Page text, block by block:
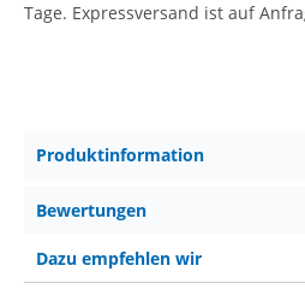
Tage. Expressversand ist auf
Produktinformation
Bewertungen
Dazu empfehlen wir